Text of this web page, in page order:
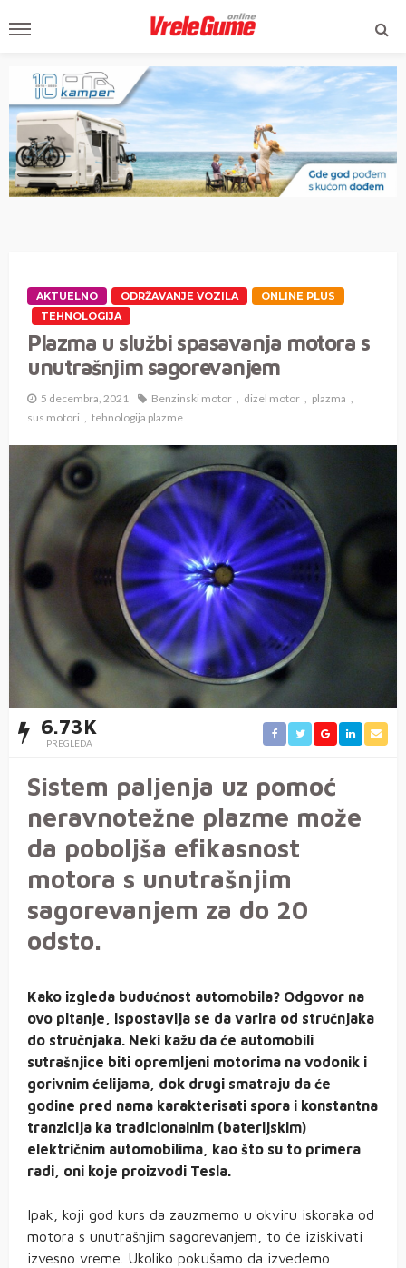
AKTUELNO ODRŽAVANJE VOZILA
ONLINE PLUS
TEHNOLOGIJA
Plazma u službi spasavanja motora s
unutrašnjim sagorevanjem
5 decembra, 2021 Benzinski motor dizel motor
plazma
sus motori
tehnologija plazme
6.73K
PREGLEDA
Sistem paljenja uz pomoć
neravnotežne plazme može
da poboljša efikasnost
motora s unutrašnjim
sagorevanjem za do 20
odsto.
Kako izgleda budućnost automobila? Odgovor na
ovo pitanje, ispostavlja se da varira od stručnjaka
do stručnjaka. Neki kažu da će automobili
sutrašnjice biti opremljeni motorima na vodonik i
gorivnim ćelijama, dok drugi smatraju da će
godine pred nama karakterisati spora i konstantna
tranzicija ka tradicionalnim (baterijskim)
električnim automobilima, kao što su to primera
radi, oni koje proizvodi Tesla.
Ipak, koji god kurs da zauzmemo u okviru iskoraka od
motora s unutrašnjim sagorevanjem, to će iziskivati
izvesno vreme. Ukoliko pokušamo da izvedemo